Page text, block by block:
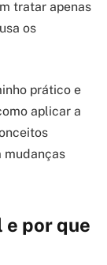
tratar apenas
os
prático e
aplicar a
mudanças
e por que